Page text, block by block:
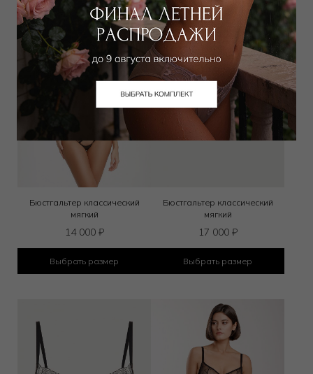
Бюстгальтер классический
мягкий
14 000 ₽
Выбрать размер
Бюстгальтер классический
мягкий
17 000 ₽
Выбрать размер